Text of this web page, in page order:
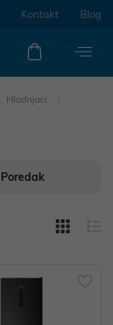
Kontakt Blog
Hladnjaci
Poredak